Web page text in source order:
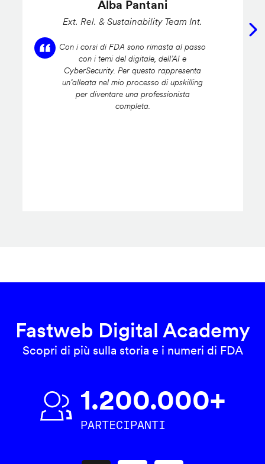
Alba Pantani
Ext. Rel. & Sustainability Team Int.
Con i corsi di FDA sono rimasta al passo
con i temi del digitale, dell’AI e
CyberSecurity. Per questo rappresenta
un’alleata nel mio processo di upskilling
per diventare una professionista
completa.
Fastweb Digital Academy
Scopri di più sulla storia e i numeri di FDA
1.200.000+
PARTECIPANTI